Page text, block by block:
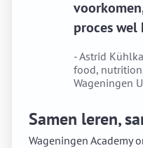
proces
- Astrid
food,
Wageningen
Samen leren,
Wageningen Academy